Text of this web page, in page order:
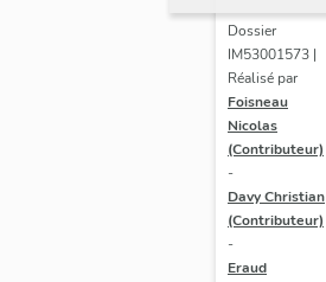
Dossier
IM53001573 |
Réalisé par
Foisneau
Nicolas
(Contributeur)
-
Davy Christian
(Contributeur)
-
Eraud